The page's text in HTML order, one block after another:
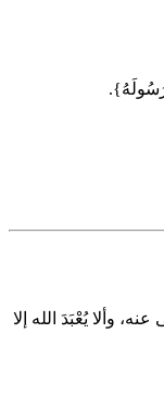
وألا يُعْبَدَ الله إلا